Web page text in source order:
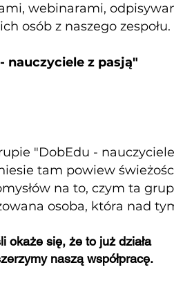
webinarami,
osób z naszego zespołu.
nauczyciele z pasją"
"DobEdu -
tam powiew
na to, czym ta
osoba, która nad
okaże się, że to już działa
naszą współpracę.